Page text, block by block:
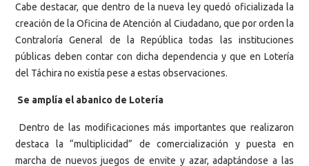
Cabe destacar, que dentro de la nueva ley quedó oficializada la
creación de la Oficina de Atención al Ciudadano, que por orden la
Contraloría General de la República todas las instituciones
públicas deben contar con dicha dependencia y que en Lotería
del Táchira no existía pese a estas observaciones.
Se amplía el abanico de Lotería
Dentro de las modificaciones más importantes que realizaron
destaca la “multiplicidad” de comercialización y puesta en
marcha de nuevos juegos de envite y azar, adaptándose a las